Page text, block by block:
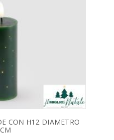
CON H12 DIAMETRO